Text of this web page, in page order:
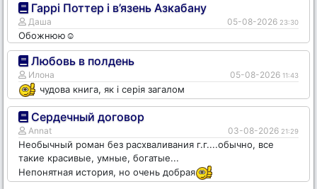
Гаррі Поттер і в’язень Азкабану
Даша 05-08-2026 23:30
Обожнюю☺️
Любовь в полдень
Илона 05-08-2026 11:43
чудова книга, як і серія загалом
Сердечный договор
Annat 03-08-2026 21:29
Необычный роман без расхваливания г.г....обычно, все
такие красивые, умные, богатые...
Непонятная история, но очень добрая